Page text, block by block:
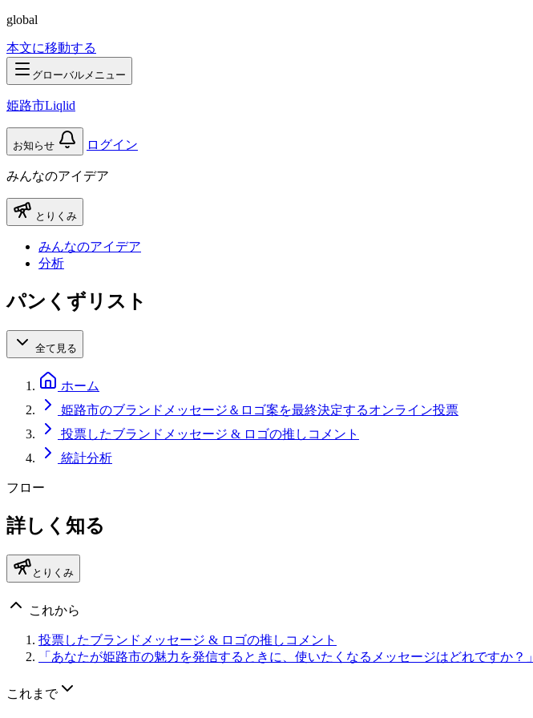
global
本文に移動する
グローバルメニュー
姫路市Liqlid
お知らせ ログイン
みんなのアイデア
とりくみ
みんなのアイデア
分析
パンくずリスト
全て見る
ホーム
姫路市のブランドメッセージ＆ロゴ案を最終決定するオンライン投票
投票したブランドメッセージ & ロゴの推しコメント
統計分析
フロー
詳しく知る
とりくみ
これから
投票したブランドメッセージ & ロゴの推しコメント
「あなたが姫路市の魅力を発信するときに、使いたくなるメッセージはどれですか？」
これまで